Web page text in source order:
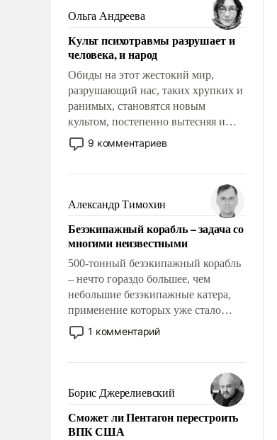
Ольга Андреева
Культ психотравмы разрушает и
человека, и народ
Обиды на этот жестокий мир,
разрушающий нас, таких хрупких и
ранимых, становятся новым
культом, постепенно вытесняя и
отменяя традиционное требование к
человеку – быть мужественным и
на себя ответственность, помогать
слабым, идти вперед и
адаптироваться.
9 комментариев
Александр Тимохин
Безэкипажный корабль – задача со
многими неизвестными
500-тонный безэкипажный корабль
– нечто гораздо большее, чем
небольшие безэкипажные катера,
применение которых уже стало
обыденностью. Задача по созданию
такого корабля очень сложна и
реализация радикально поднимет
наши боевые возможности.
1 комментарий
Борис Джерелиевский
Сможет ли Пентагон перестроить
ВПК США